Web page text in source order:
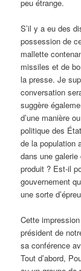
peu étrange.
S’il y a eu des
possession de
mallette
missiles et de
la presse. Je
conversation
suggère
d’une manière
politique des
de la population
dans une
produit ? Est-il
gouvernement
une sorte
Cette
président de
sa conférence
Tout d’abord,